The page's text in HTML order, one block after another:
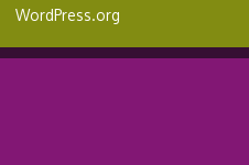
WordPress.org